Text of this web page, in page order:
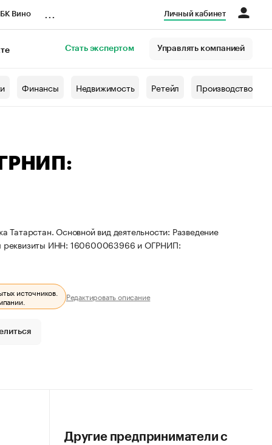
Вино Личный кабинет
Стать экспертом Управлять компанией
Финансы Недвижимость Ретейл Производство
Татарстан. Основной вид деятельности: Разведение
реквизиты ИНН: 160600063966 и ОГРНИП:
источников.
Редактировать описание
Другие предприниматели с